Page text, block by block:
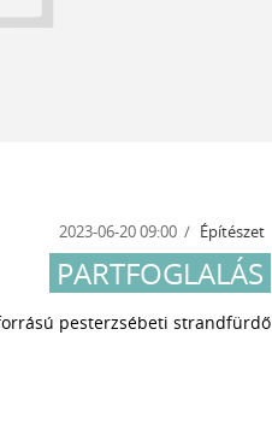
2023-06-20 09:00 Építészet
PARTFOGLALÁS
pesterzsébeti strandfürdő